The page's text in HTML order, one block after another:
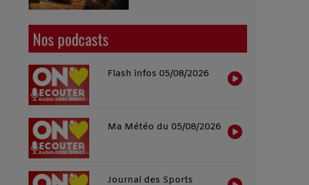
Nos podcasts
Flash infos 05/08/2026
Ma Météo du 05/08/2026
Journal des Sports